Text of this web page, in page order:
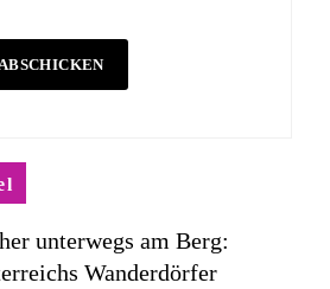
unterwegs am Berg:
Wanderdörfer